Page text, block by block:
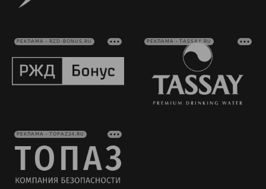
РЕКЛАМА • RZD-BONUS.RU РЕКЛАМА • TASSAY.RU
РЕКЛАМА • TOPAZ24.RU